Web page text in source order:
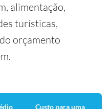
alimentação,
turísticas,
orçamento
Custo para uma